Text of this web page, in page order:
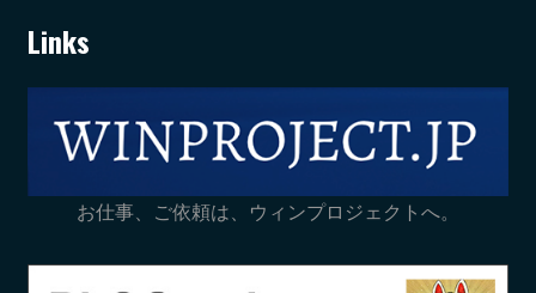
Links
お仕事、ご依頼は、ウィンプロジェクトへ。